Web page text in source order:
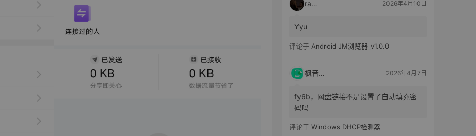
raka 2026年4月10日
Yyu
评论于 Android JM浏览器_v1.0.0
枫音应用 2026年4月7日
fy6b，网盘链接不是设置了自动填充密
码吗
评论于 Windows DHCP检测器